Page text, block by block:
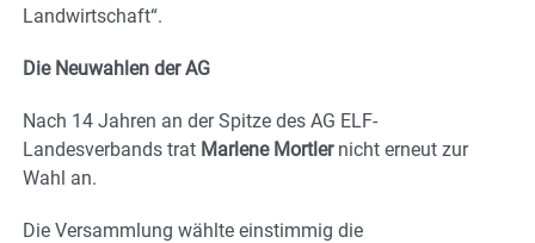
Landwirtschaft“.
Die Neuwahlen der AG
Nach 14 Jahren an der Spitze des AG ELF-
Landesverbands trat Marlene Mortlernicht erneut zur
Wahl an.
Die Versammlung wählte einstimmig die